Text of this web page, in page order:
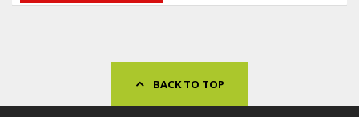
BACK TO TOP